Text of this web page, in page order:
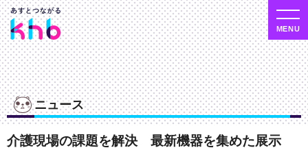
ニュース
介護現場の課題を解決 最新機器を集めた展示